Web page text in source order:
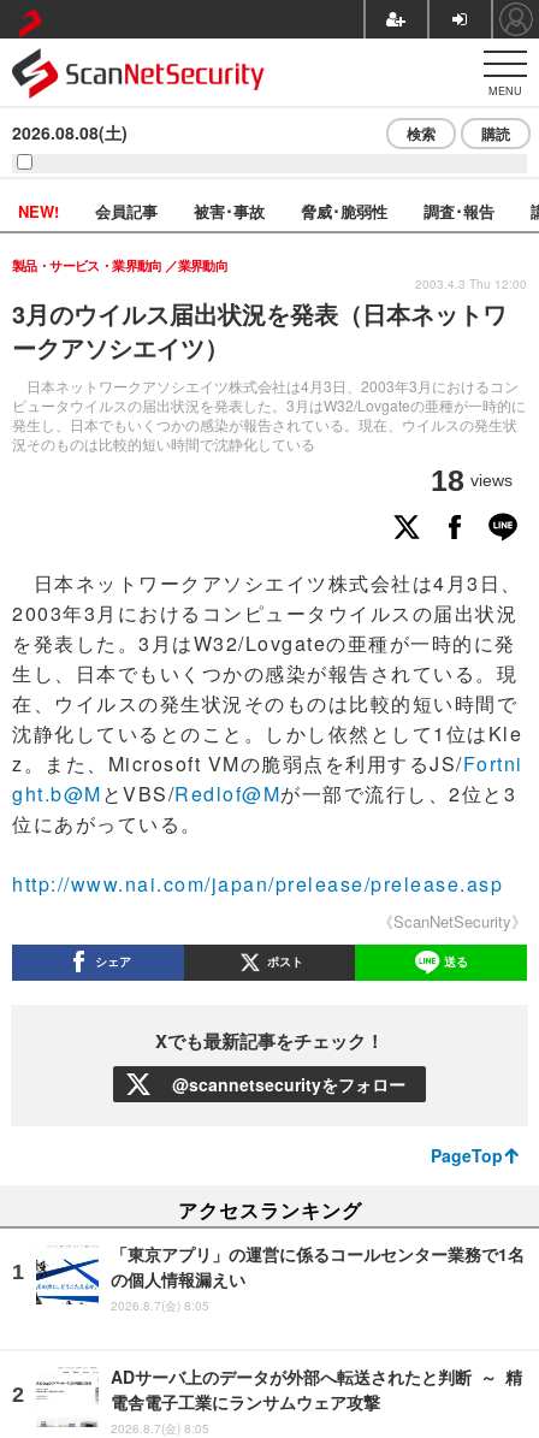
MENU
2026.08.08(土) 検索 購読
NEW! 会員記事 被害･事故 脅威･脆弱性 調査･報告
3月のウイルス届出状況を発表（日本ネットワ
ークアソシエイツ）
日本ネットワークアソシエイツ株式会社は4月3日、2003年3月におけるコン
ピュータウイルスの届出状況を発表した。3月はW32/Lovgateの亜種が一時的に
発生し、日本でもいくつかの感染が報告されている。現在、ウイルスの発生状
況そのものは比較的短い時間で沈静化している
製品・サービス・業界動向 業界動向
18 views
2003.4.3 Thu 12:00
日本ネットワークアソシエイツ株式会社は4月3日、
2003年3月におけるコンピュータウイルスの届出状況
を発表した。3月はW32/Lovgateの亜種が一時的に発
生し、日本でもいくつかの感染が報告されている。現
在、ウイルスの発生状況そのものは比較的短い時間で
沈静化しているとのこと。しかし依然として1位はKle
z。また、Microsoft VMの脆弱点を利用するJS/Fortni
ght.b@MとVBS/Redlof@Mが一部で流行し、2位と3
位にあがっている。
http://www.nai.com/japan/prelease/prelease.asp
《ScanNetSecurity》
シェア ポスト 送る
Xでも最新記事をチェック！
@scannetsecurityをフォロー
PageTop
アクセスランキング
「東京アプリ」の運営に係るコールセンター業務で1名
の個人情報漏えい
2026.8.7(金) 8:05
ADサーバ上のデータが外部へ転送されたと判断 ～ 精
電舎電子工業にランサムウェア攻撃
2026.8.7(金) 8:05